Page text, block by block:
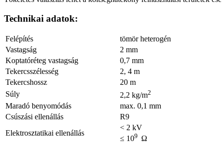
Technikai adatok:
Felépítés
tömör heterogén
Vastagság
2 mm
Koptatóréteg vastagság
0,7 mm
Tekercsszélesség
2, 4 m
Tekercshossz
20 m
Súly
2,2 kg/m2
Maradó benyomódás
max. 0,1 mm
Csúszási ellenállás
R9
Elektrosztatikai ellenállás
< 2
≤ 109 Ω